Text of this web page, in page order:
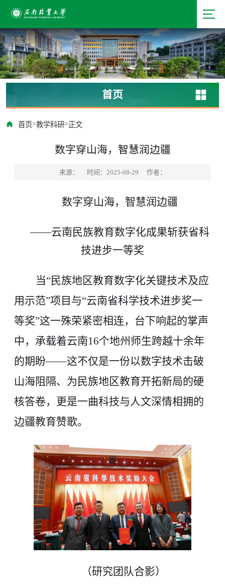
首页
首页>教学科研>正文
数字穿山海，智慧润边疆
来源： 时间：2025-08-29 作者：
数字穿山海，智慧润边疆
——云南民族教育数字化成果斩获省科
技进步一等奖
当“民族地区教育数字化关键技术及应
用示范”项目与“云南省科学技术进步奖一
等奖”这一殊荣紧密相连，台下响起的掌声
中，承载着云南16个地州师生跨越十余年
的期盼——这不仅是一份以数字技术击破
山海阻隔、为民族地区教育开拓新局的硬
核答卷，更是一曲科技与人文深情相拥的
边疆教育赞歌。
（研究团队合影）